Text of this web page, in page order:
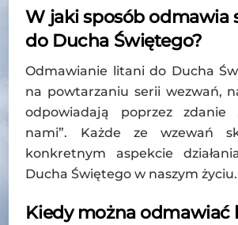
W jaki sposób odmawia
do Ducha Świętego?
Odmawianie litani do Ducha
na powtarzaniu serii wezwań,
odpowiadają poprzez zdanie
nami”. Każde ze wzewań
konkretnym aspekcie
Ducha Świętego w naszym życiu.
Kiedy można odmawiać